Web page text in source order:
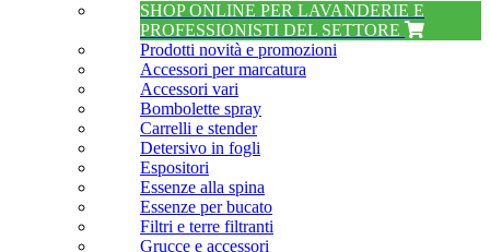
SHOP ONLINE PER LAVANDERIE E
PROFESSIONISTI DEL SETTORE
Prodotti novità e promozioni
Accessori per marcatura
Accessori vari
Bombolette spray
Carrelli e stender
Detersivo in fogli
Espositori
Essenze alla spina
Essenze per bucato
Filtri e terre filtranti
Grucce e accessori